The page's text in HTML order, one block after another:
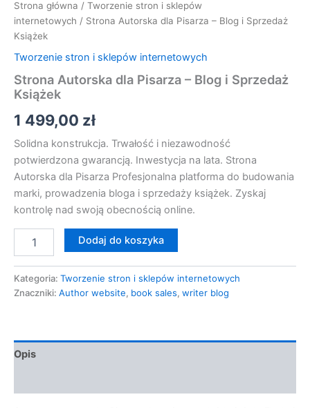
Strona główna / Tworzenie stron i sklepów
internetowych / Strona Autorska dla Pisarza – Blog i Sprzedaż
Książek
Tworzenie stron i sklepów internetowych
Strona Autorska dla Pisarza – Blog i Sprzedaż
Książek
1 499,00 zł
Solidna konstrukcja. Trwałość i niezawodność
potwierdzona gwarancją. Inwestycja na lata. Strona
Autorska dla Pisarza Profesjonalna platforma do budowania
marki, prowadzenia bloga i sprzedaży książek. Zyskaj
kontrolę nad swoją obecnością online.
Dodaj do koszyka
Kategoria: Tworzenie stron i sklepów internetowych
Znaczniki: Author website, book sales, writer blog
Opis